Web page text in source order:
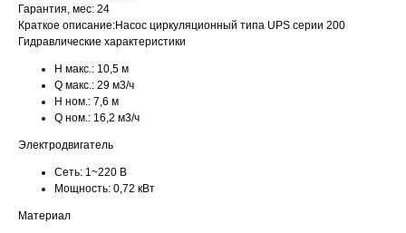
Гарантия, мес: 24
Краткое описание:Насос циркуляционный типа UPS серии 200
Гидравлические характеристики
H макс.: 10,5 м
Q макс.: 29 м3/ч
H ном.: 7,6 м
Q ном.: 16,2 м3/ч
Электродвигатель
Сеть: 1~220 В
Мощность: 0,72 кВт
Материал